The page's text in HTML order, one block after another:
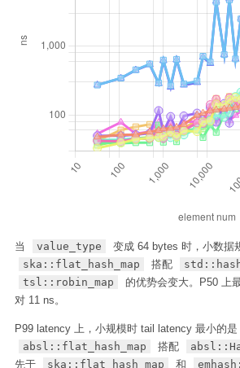
当 value_type
变成 64 bytes 时，小数据
ska::flat_hash_map
搭配
tsl::robin_map
的优势会变大。P50 上
对 11 ns。
P99 latency 上，小规模时 tail latency 最小的是
absl::flat_hash_map
搭配
先于
ska::flat_hash_map 和